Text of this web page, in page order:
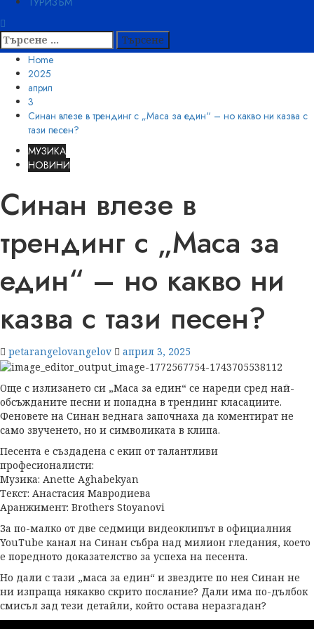
Търсене
за:
Home
2025
април
3
Синан влезе в трендинг с „Маса за един“ – но какво ни казва с
тази песен?
МУЗИКА
НОВИНИ
Синан влезе в
трендинг с „Маса за
един“ – но какво ни
казва с тази песен?
petarangelovangelov април 3, 2025
Още с излизането си „Маса за един“ се нареди сред най-
обсъжданите песни и попадна в трендинг класациите.
Феновете на Синан веднага започнаха да коментират не
само звученето, но и символиката в клипа.
Песента е създадена с екип от талантливи
професионалисти:
Музика: Anette Aghabekyan
Текст: Анастасия Мавродиева
Аранжимент: Brothers Stoyanovi
За по-малко от две седмици видеоклипът в официалния
YouTube канал на Синан събра над милион гледания, което
е поредното доказателство за успеха на песента.
Но дали с тази „маса за един“ и звездите по нея Синан не
ни изпраща някакво скрито послание? Дали има по-дълбок
смисъл зад тези детайли, който остава неразгадан?